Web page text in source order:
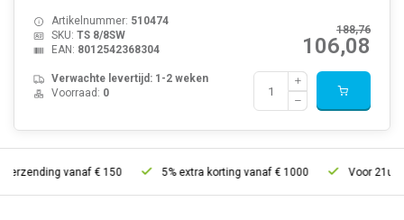
188,76
106,08
Artikelnummer: 510474
SKU: TS 8/8SW
EAN: 8012542368304
Verwachte levertijd: 1-2 weken
Voorraad: 0
vanaf € 150 5% extra korting vanaf € 1000 Voor 21u